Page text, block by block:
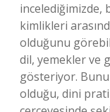
incelediğimizde,
kimlikleri
olduğunu
dil, yemekler ve
gösteriyor.
olduğu, dini